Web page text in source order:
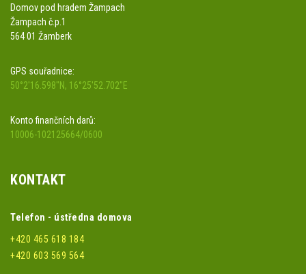
Domov pod hradem Žampach
Žampach č.p.1
564 01 Žamberk
GPS souřadnice:
50°2'16.598"N, 16°25'52.702"E
Konto finančních darů:
10006-102125664/0600
KONTAKT
Telefon - ústředna domova
+420 465 618 184
+420 603 569 564